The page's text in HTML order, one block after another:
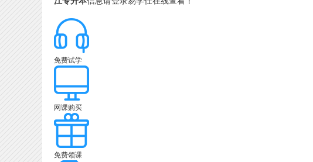
免费试学
网课购买
免费领课